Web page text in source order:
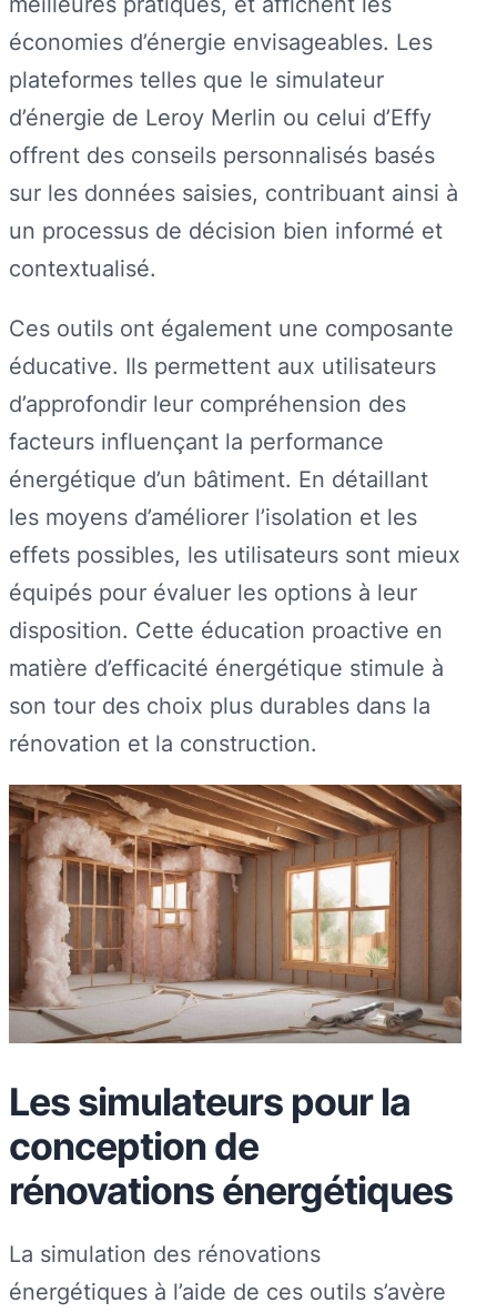
économies d’énergie envisageables. Les
plateformes telles que le simulateur
d’énergie de Leroy Merlin ou celui d’Effy
offrent des conseils personnalisés basés
sur les données saisies, contribuant ainsi à
un processus de décision bien informé et
contextualisé.
Ces outils ont également une composante
éducative. Ils permettent aux utilisateurs
d’approfondir leur compréhension des
facteurs influençant la performance
énergétique d’un bâtiment. En détaillant
les moyens d’améliorer l’isolation et les
effets possibles, les utilisateurs sont mieux
équipés pour évaluer les options à leur
disposition. Cette éducation proactive en
matière d’efficacité énergétique stimule à
son tour des choix plus durables dans la
rénovation et la construction.
Les simulateurs pour la
conception de
rénovations énergétiques
La simulation des rénovations
énergétiques à l’aide de ces outils s’avère